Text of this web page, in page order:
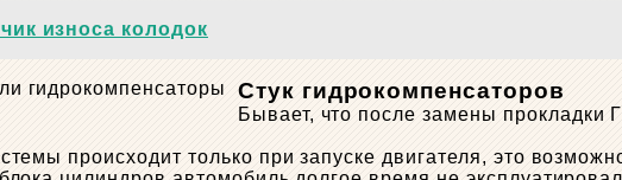
износа колодок
Стук гидрокомпенсаторов
Бывает, что после замены прокладки
происходит только при запуске двигателя, это